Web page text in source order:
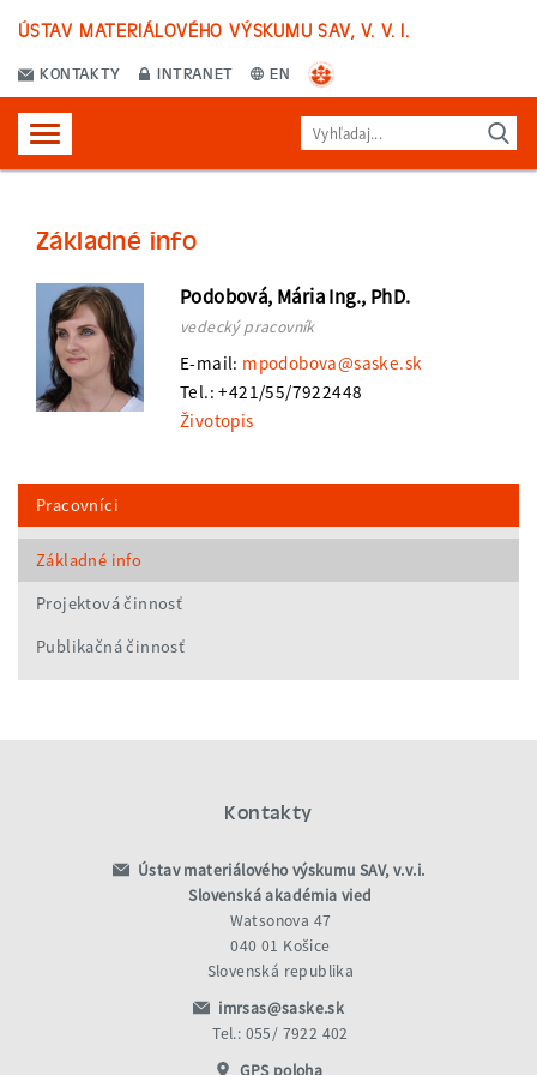
ÚSTAV MATERIÁLOVÉHO VÝSKUMU SAV, V. V. I.
KONTAKTY INTRANET EN
Základné info
Podobová, Mária Ing., PhD.
vedecký pracovník
E-mail: mpodobova@saske.sk
Tel.: +421/55/7922448
Životopis
Pracovníci
Základné info
Projektová činnosť
Publikačná činnosť
Kontakty
Ústav materiálového výskumu SAV, v.v.i.
Slovenská akadémia vied
Watsonova 47
040 01 Košice
Slovenská republika
imrsas@saske.sk
Tel.: 055/ 7922 402
GPS poloha